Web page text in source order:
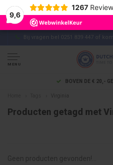
9,6
1267
Bij vragen bel 0251 839 447 of
MENU
BOVEN DE € 20,-
Virginia
Producten getagd met
Geen producten gevonden!...